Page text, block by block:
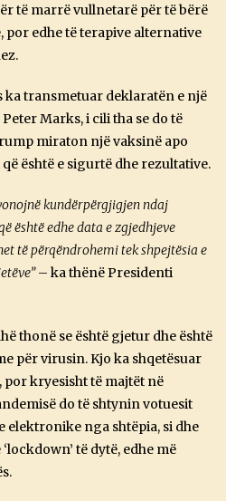
të marrë vullnetarë për të bërë
edhe të terapive alternative
ka transmetuar deklaratën e një
Marks, i cili tha se do të
miraton një vaksinë apo
është e sigurtë dhe rezultative.
kundërpërgjigjen ndaj
është edhe data e zgjedhjeve
të përqëndrohemi tek shpejtësia e
– ka thënë Presidenti
thonë se është gjetur dhe është
për virusin. Kjo ka shqetësuar
kryesisht të majtët në
do të shtynin votuesit
elektronike nga shtëpia, si dhe
të dytë, edhe më